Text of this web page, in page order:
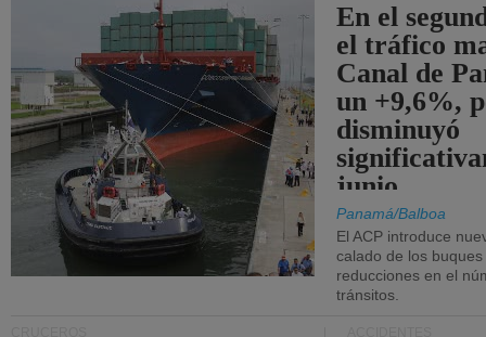
En el
el tráfico
Canal de
un +9,6%,
disminuyó
junio.
Panamá/Balboa
El ACP introduce
calado de los
reducciones en el
tránsitos.